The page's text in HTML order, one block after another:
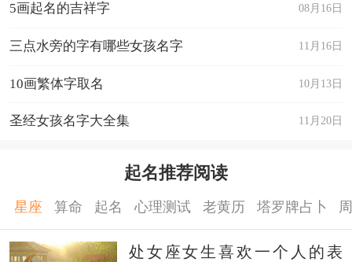
08月16日
5画起名的吉祥字
11月16日
三点水旁的字有哪些女孩名字
10月13日
10画繁体字取名
11月20日
圣经女孩名字大全集
起名推荐阅读
星座 算命 起名 心理测试 老黄历 塔罗牌占卜
处女座女生喜欢一个人的表